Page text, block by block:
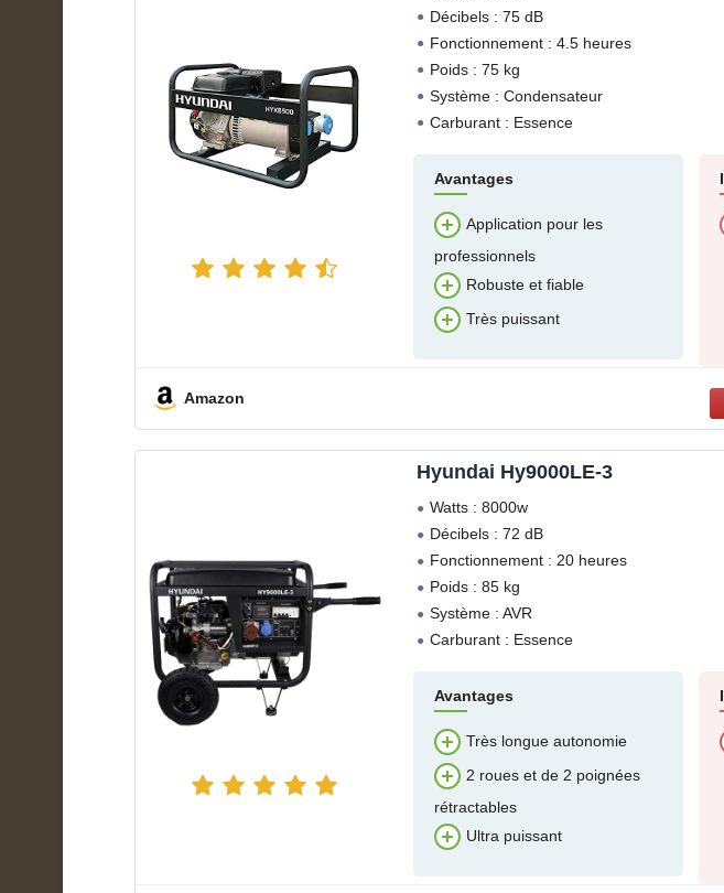
Décibels : 75 dB
Fonctionnement : 4.5 heures
Poids : 75 kg
Système : Condensateur
Carburant : Essence
Avantages
Application pour les
professionnels
Robuste et fiable
Très puissant
Amazon
Hyundai Hy9000LE-3
Watts : 8000w
Décibels : 72 dB
Fonctionnement : 20 heures
Poids : 85 kg
Système : AVR
Carburant : Essence
Avantages
Très longue autonomie
2 roues et de 2 poignées
rétractables
Ultra puissant